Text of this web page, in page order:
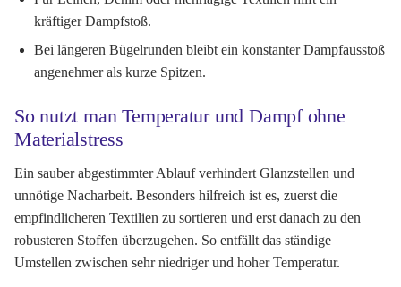
kräftiger Dampfstoß.
Bei längeren Bügelrunden bleibt ein konstanter Dampfausstoß
angenehmer als kurze Spitzen.
So nutzt man Temperatur und Dampf ohne
Materialstress
Ein sauber abgestimmter Ablauf verhindert Glanzstellen und
unnötige Nacharbeit. Besonders hilfreich ist es, zuerst die
empfindlicheren Textilien zu sortieren und erst danach zu den
robusteren Stoffen überzugehen. So entfällt das ständige
Umstellen zwischen sehr niedriger und hoher Temperatur.